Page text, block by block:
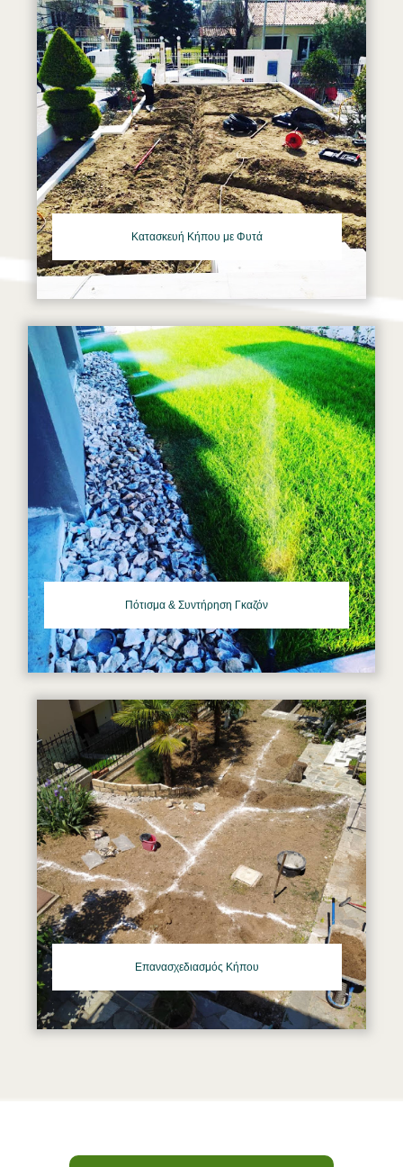
Κατασκευή Κήπου με Φυτά
Πότισμα & Συντήρηση Γκαζόν
Επανασχεδιασμός Κήπου